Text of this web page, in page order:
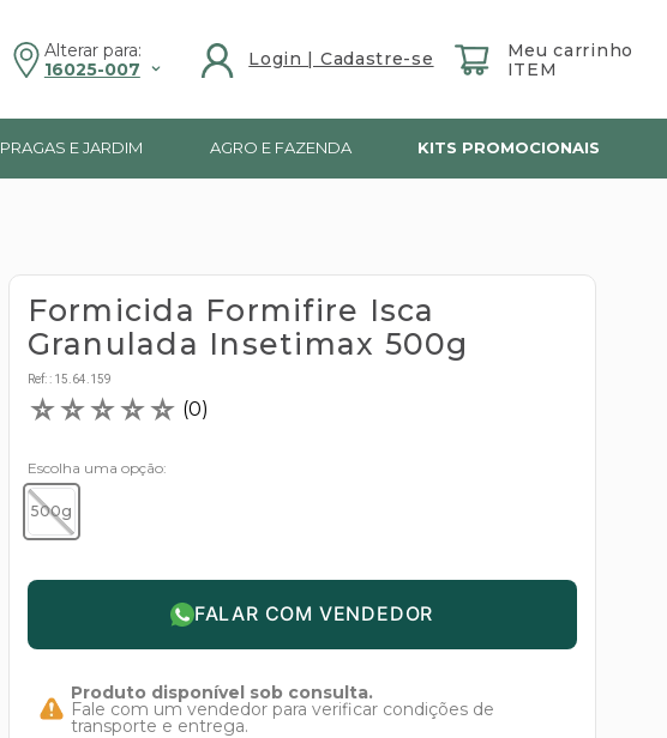
Alterar para:
16025-007
PRAGAS E JARDIM AGRO E FAZENDA KITS PROMOCIONAIS
Formicida Formifire Isca
Granulada Insetimax 500g
Ref: : 15.64.159
☆☆☆☆☆ (0)
Escolha uma opção
500g
FALAR COM VENDEDOR
Produto disponível sob consulta.
Fale com um vendedor para verificar condições de
transporte e entrega.